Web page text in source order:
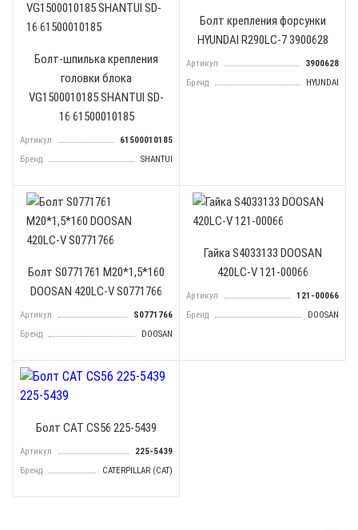
Болт-шпилька крепления
головки блока
VG1500010185 SHANTUI SD-
16 61500010185
Артикул
61500010185
Бренд
SHANTUI
Болт крепления форсунки
HYUNDAI R290LC-7 3900628
Артикул
3900628
Бренд
HYUNDAI
Болт S0771761 М20*1,5*160
DOOSAN 420LC-V S0771766
Артикул
S0771766
Бренд
DOOSAN
Гайка S4033133 DOOSAN
420LC-V 121-00066
Артикул
121-00066
Бренд
DOOSAN
Болт CAT CS56 225-5439
Артикул
225-5439
Бренд
CATERPILLAR (CAT)